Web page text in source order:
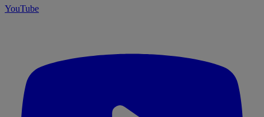
YouTube